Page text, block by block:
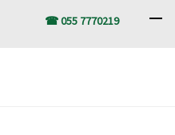
☎ 055 7770219